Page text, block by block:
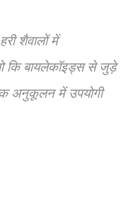
शैवालों में
कि बायलेकॉइड्स से जुड़े
अनुकूलन में उपयोगी